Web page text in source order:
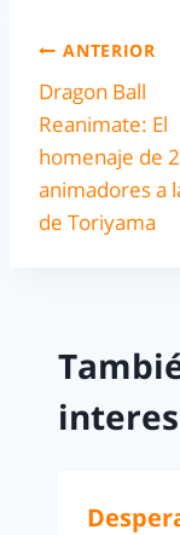
ANTERIOR
Dragon Ball
Reanimate: El
homenaje de
animadores a
de Toriyama